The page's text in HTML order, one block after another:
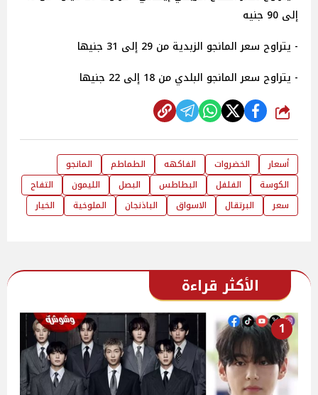
إلى 90 جنيه
- يتراوح سعر المانجو الزبدية من 29 إلى 31 جنيها
- يتراوح سعر المانجو البلدي من 18 إلى 22 جنيها
شارك
أسعار الخضروات الفاكهه الطماطم
المانجو
الكوسة
الفلفل البطاطس البصل الليمون
التفاح
سعر
البرتقال الاسواق الباذنجان الملوخية الخيار
الأكثر قراءة
1